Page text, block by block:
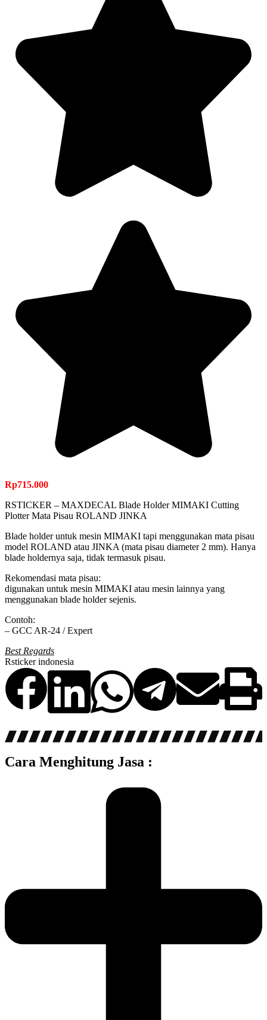
Rp715.000
RSTICKER – MAXDECAL Blade Holder MIMAKI Cutting
Plotter Mata Pisau ROLAND JINKA
Blade holder untuk mesin MIMAKI tapi menggunakan mata pisau
model ROLAND atau JINKA (mata pisau diameter 2 mm). Hanya
blade holdernya saja, tidak termasuk pisau.
Rekomendasi mata pisau:
digunakan untuk mesin MIMAKI atau mesin lainnya yang
menggunakan blade holder sejenis.
Contoh:
– GCC AR-24 / Expert
Best Regards
Rsticker indonesia
Cara Menghitung Jasa :